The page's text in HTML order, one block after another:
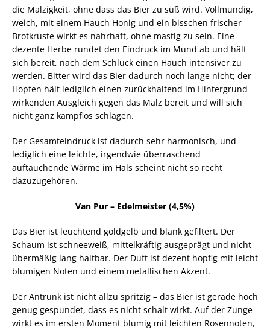
die Malzigkeit, ohne dass das Bier zu süß wird. Vollmundig,
weich, mit einem Hauch Honig und ein bisschen frischer
Brotkruste wirkt es nahrhaft, ohne mastig zu sein. Eine
dezente Herbe rundet den Eindruck im Mund ab und hält
sich bereit, nach dem Schluck einen Hauch intensiver zu
werden. Bitter wird das Bier dadurch noch lange nicht; der
Hopfen hält lediglich einen zurückhaltend im Hintergrund
wirkenden Ausgleich gegen das Malz bereit und will sich
nicht ganz kampflos schlagen.
Der Gesamteindruck ist dadurch sehr harmonisch, und
lediglich eine leichte, irgendwie überraschend
auftauchende Wärme im Hals scheint nicht so recht
dazuzugehören.
Van Pur – Edelmeister (4,5%)
Das Bier ist leuchtend goldgelb und blank gefiltert. Der
Schaum ist schneeweiß, mittelkräftig ausgeprägt und nicht
übermäßig lang haltbar. Der Duft ist dezent hopfig mit leicht
blumigen Noten und einem metallischen Akzent.
Der Antrunk ist nicht allzu spritzig – das Bier ist gerade hoch
genug gespundet, dass es nicht schalt wirkt. Auf der Zunge
wirkt es im ersten Moment blumig mit leichten Rosennoten,